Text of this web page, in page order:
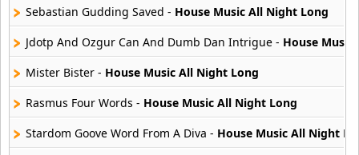
First Time
7 músicas online
7 músicas online
Henree
4 músicas online
Sebastian Gudding Saved - House Music All Night Long
Jdotp And Ozgur Can And Dumb Dan Intrigue - House
Mister Bister - House Music All Night Long
Rasmus Four Words - House Music All Night Long
Stardom Goove Word From A Diva - House Music All Night